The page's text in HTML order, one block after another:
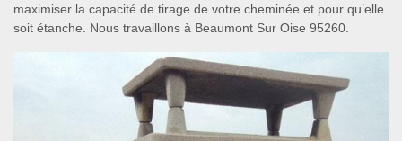
maximiser la capacité de tirage de votre cheminée et pour qu’elle
soit étanche. Nous travaillons à Beaumont Sur Oise 95260.